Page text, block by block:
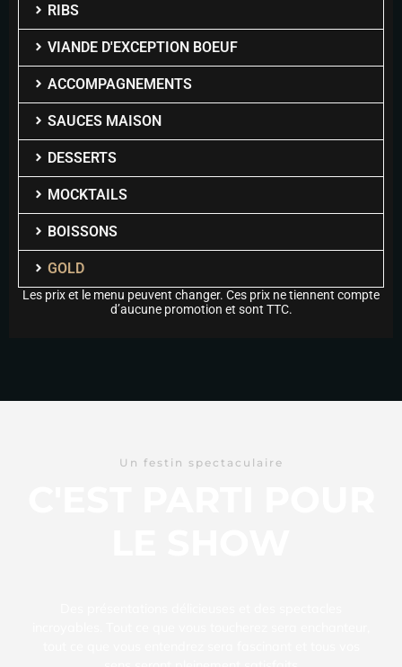
RIBS
VIANDE D'EXCEPTION BOEUF
ACCOMPAGNEMENTS
SAUCES MAISON
DESSERTS
MOCKTAILS
BOISSONS
GOLD
Les prix et le menu peuvent changer. Ces prix ne tiennent compte
d’aucune promotion et sont TTC.
Un festin spectaculaire